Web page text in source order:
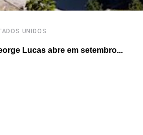
UNIDOS
Lucas abre em setembro...